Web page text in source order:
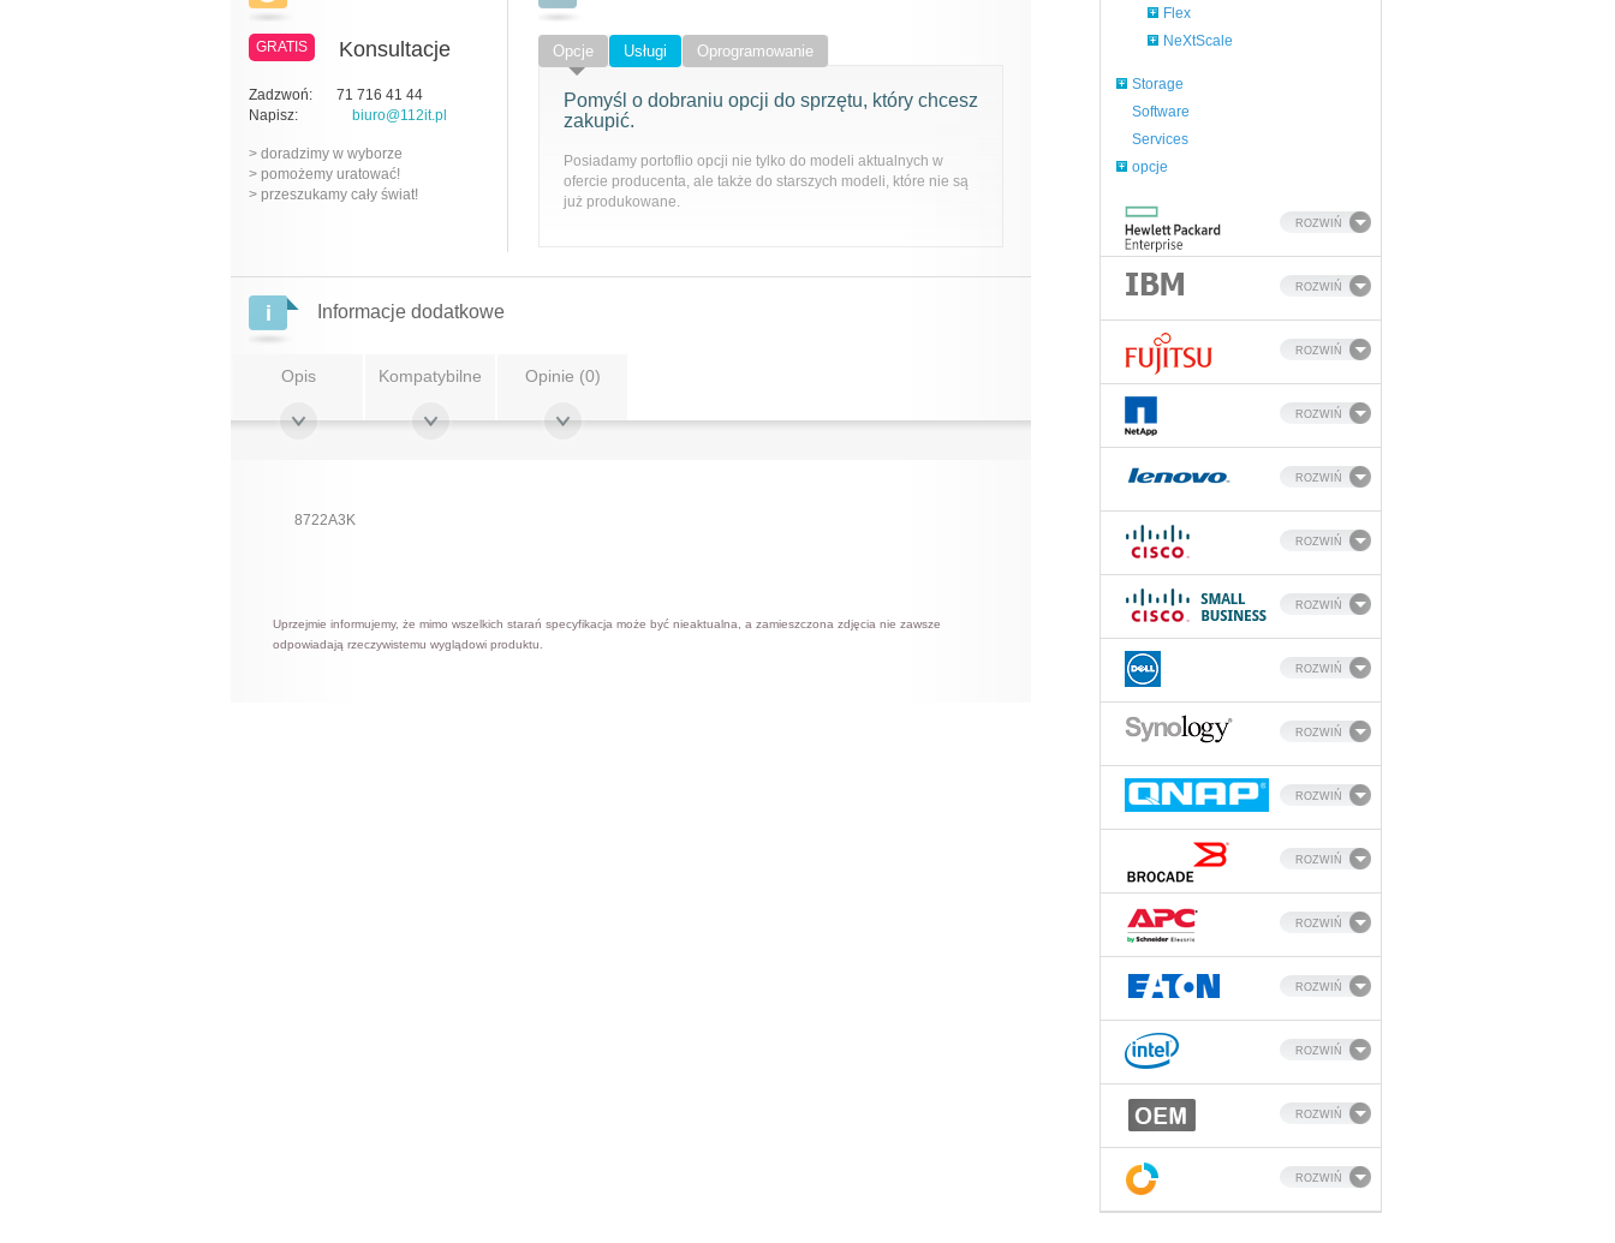
Flex
NeXtScale
Storage
Software
Services
opcje
ROZWIŃ
ROZWIŃ
ROZWIŃ
ROZWIŃ
ROZWIŃ
ROZWIŃ
ROZWIŃ
ROZWIŃ
ROZWIŃ
ROZWIŃ
ROZWIŃ
ROZWIŃ
ROZWIŃ
ROZWIŃ
ROZWIŃ
ROZWIŃ
GRATIS Konsultacje
Zadzwoń:
71 716 41 44
Napisz:
biuro@112it.pl
> doradzimy w wyborze
> pomożemy uratować!
> przeszukamy cały świat!
Opcje Usługi Oprogramowanie
Pomyśl o dobraniu opcji do sprzętu, który chcesz
zakupić.
Posiadamy portoflio opcji nie tylko do modeli aktualnych w
ofercie producenta, ale także do starszych modeli, które nie są
już produkowane.
Informacje dodatkowe
Opis Kompatybilne Opinie (0)
8722A3K
Uprzejmie informujemy, że mimo wszelkich starań specyfikacja może być nieaktualna, a zamieszczona zdjęcia nie zawsze
odpowiadają rzeczywistemu wyglądowi produktu.